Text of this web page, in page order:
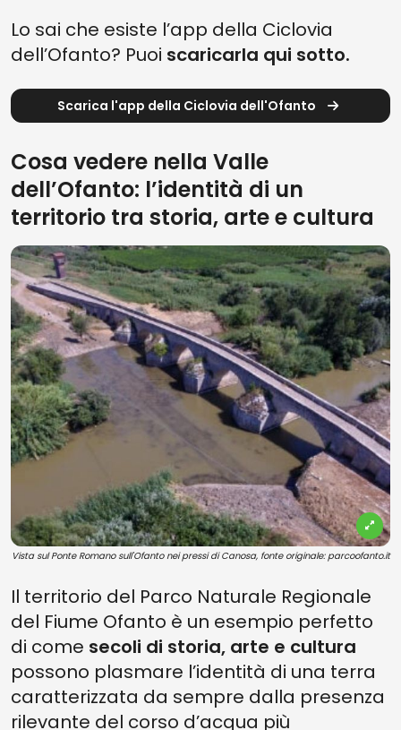
Lo sai che esiste l’app della Ciclovia
dell’Ofanto? Puoi scaricarla qui sotto.
Scarica l'app della Ciclovia dell'Ofanto
Cosa vedere nella Valle
dell’Ofanto: l’identità di un
territorio tra storia, arte e cultura
Vista sul Ponte Romano sull'Ofanto nei pressi di Canosa, fonte originale: parcoofanto.it
Il territorio del Parco Naturale Regionale
del Fiume Ofanto è un esempio perfetto
di come secoli di storia, arte e cultura
possono plasmare l’identità di una terra
caratterizzata da sempre dalla presenza
rilevante del corso d’acqua più